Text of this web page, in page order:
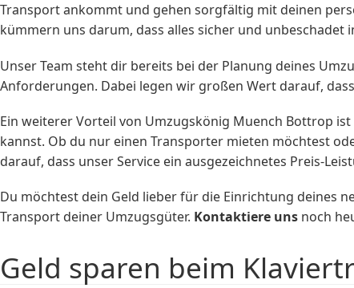
Transport ankommt und gehen sorgfältig mit deinen
kümmern uns darum, dass alles sicher und unbeschadet
Unser Team steht dir bereits bei der Planung deines
Anforderungen. Dabei legen wir großen Wert darauf,
Ein weiterer Vorteil von Umzugskönig Muench Bottrop
kannst. Ob du nur einen Transporter mieten möchtest
darauf, dass unser Service ein ausgezeichnetes Preis-
Du möchtest dein Geld lieber für die Einrichtung deines
Transport deiner Umzugsgüter. Kontaktiere uns noch
Geld sparen beim